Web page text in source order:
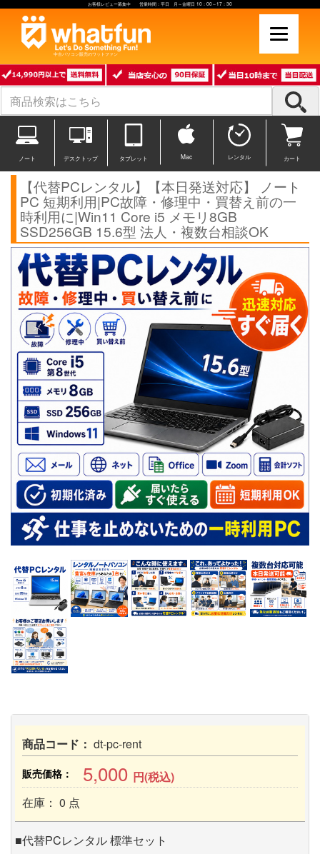
お客様レビュー募集中 営業時間：平日 月～金曜日 10：00～17：30
中古パソコン販売のワットファン
ノート デスクトップ タブレット Mac レンタル カート
【代替PCレンタル】【本日発送対応】 ノート
PC 短期利用|PC故障・修理中・買替え前の一
時利用に|Win11 Core i5 メモリ8GB
SSD256GB 15.6型 法人・複数台相談OK
商品コード： dt-pc-rent
販売価格： 5,000 円(税込)
在庫： 0 点
■代替PCレンタル 標準セット